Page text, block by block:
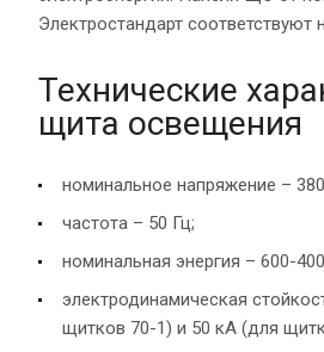
Электростандарт
Технические
щита освещения
номинальное напряжение –
частота – 50 Гц;
номинальная энергия – 600-
электродинамическая
щитков 70-1) и 50 кА (для